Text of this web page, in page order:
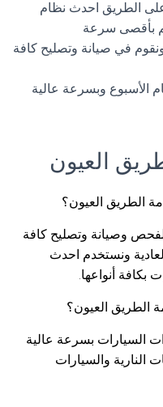
الطريق احدث نظام
في صيانة وتصليح كافة
الأسبوع وبسرعة عالية
العيون
الطريق العيون؟
وصيانة وتصليح كافة
ونستخدم احدث
بكافة أنواعها.
الطريق العيون؟
السيارات بسرعة عالية
النارية والسيارات